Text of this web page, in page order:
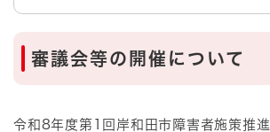
審議会等の開催について
令和8年度第1回岸和田市障害者施策推